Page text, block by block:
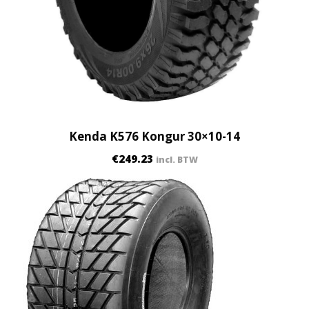
Kenda K576 Kongur 30×10-14
€249.23 incl. BTW